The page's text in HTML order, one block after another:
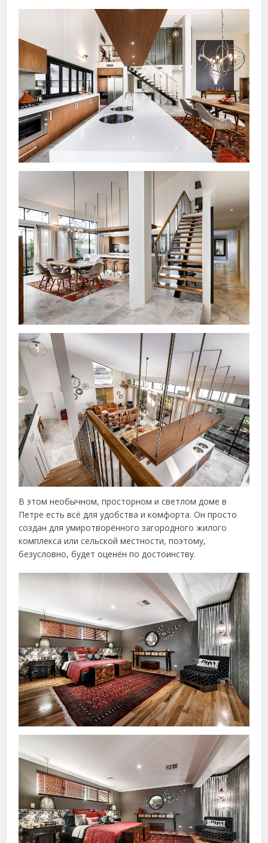
В этом необычном, просторном и светлом доме в
Петре есть всё для удобства и комфорта. Он просто
создан для умиротворённого загородного жилого
комплекса или сельской местности, поэтому,
безусловно, будет оценён по достоинству.